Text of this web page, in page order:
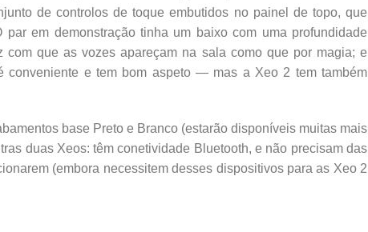
de controlos de toque embutidos no painel de topo, que
em demonstração tinha um baixo com uma profundidade
que as vozes apareçam na sala como que por magia; e
conveniente e tem bom aspeto — mas a Xeo 2 tem também
base Preto e Branco (estarão disponíveis muitas mais
duas Xeos: têm conetividade Bluetooth, e não precisam das
(embora necessitem desses dispositivos para as Xeo 2